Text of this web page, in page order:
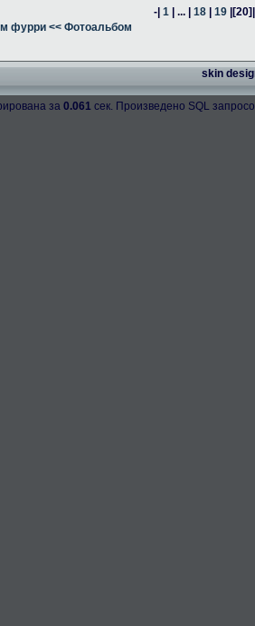
h-98164
-| 1 | ... | 18 | 19 |[20]
фурри << Фотоальбом
skin
за 0.061 сек. Произведено SQL